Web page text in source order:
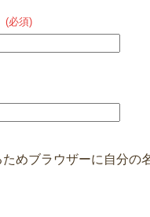
(必須)
めブラウザーに自分の